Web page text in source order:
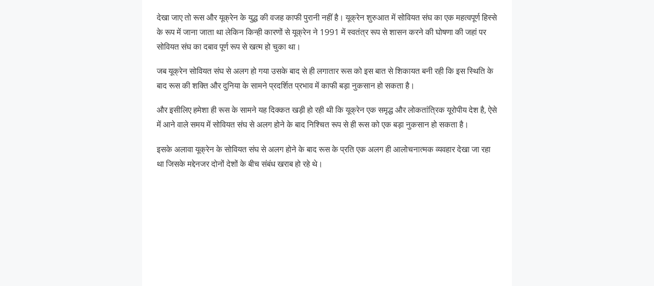
देखा जाए तो रूस और यूक्रेन के युद्ध की वजह काफी पुरानी नहीं है। यूक्रेन शुरुआत में सोवियत संघ का एक महत्वपूर्ण हिस्से
के रूप में जाना जाता था लेकिन किन्ही कारणों से यूक्रेन ने 1991 में स्वतंत्र रूप से शासन करने की घोषणा की जहां पर
सोवियत संघ का दबाव पूर्ण रूप से खत्म हो चुका था।
जब यूक्रेन सोवियत संघ से अलग हो गया उसके बाद से ही लगातार रूस को इस बात से शिकायत बनी रही कि इस स्थिति के
बाद रूस की शक्ति और दुनिया के सामने प्रदर्शित प्रभाव में काफी बड़ा नुकसान हो सकता है।
और इसीलिए हमेशा ही रूस के सामने यह दिक्कत खड़ी हो रही थी कि यूक्रेन एक समृद्ध और लोकतांत्रिक यूरोपीय देश है, ऐसे
में आने वाले समय में सोवियत संघ से अलग होने के बाद निश्चित रूप से ही रूस को एक बड़ा नुकसान हो सकता है।
इसके अलावा यूक्रेन के सोवियत संघ से अलग होने के बाद रूस के प्रति एक अलग ही आलोचनात्मक व्यवहार देखा जा रहा
था जिसके मद्देनजर दोनों देशों के बीच संबंध खराब हो रहे थे।